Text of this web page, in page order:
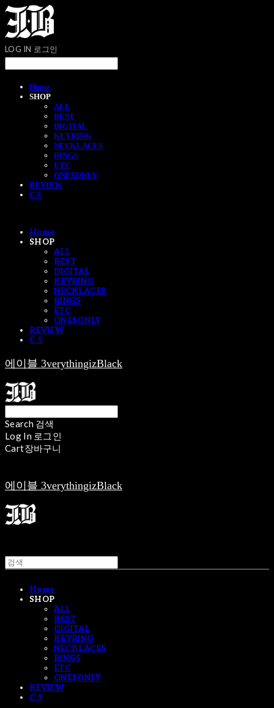
LOG IN 로그인
Home
SHOP
ALL
BEST
DIGITAL
KEYRING
NECKLACES
RINGS
ETC
ONE$ONLY
REVIEW
C.S
Home
SHOP
ALL
BEST
DIGITAL
KEYRING
NECKLACES
RINGS
ETC
ONE$ONLY
REVIEW
C.S
에이블 3verythingizBlack
Search 검색
Log In 로그인
Cart장바구니
에이블 3verythingizBlack
Home
SHOP
ALL
BEST
DIGITAL
KEYRING
NECKLACES
RINGS
ETC
ONE$ONLY
REVIEW
C.S